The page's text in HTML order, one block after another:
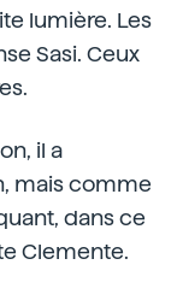
lumière. Les
Sasi. Ceux
il a
mais comme
dans ce
Clemente.